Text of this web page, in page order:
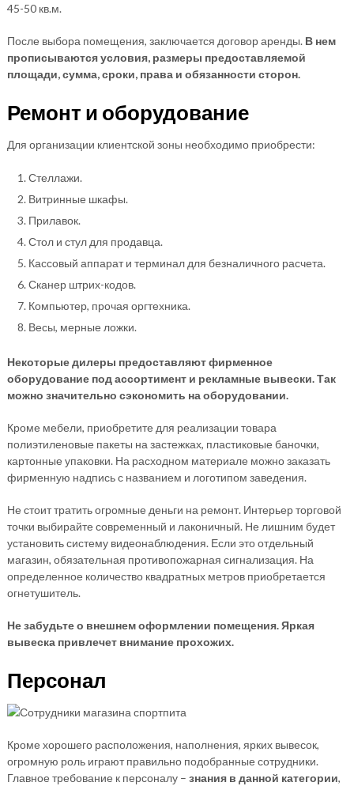
45-50 кв.м.
После выбора помещения, заключается договор аренды. В нем
прописываются условия, размеры предоставляемой
площади, сумма, сроки, права и обязанности сторон.
Ремонт и оборудование
Для организации клиентской зоны необходимо приобрести:
Стеллажи.
Витринные шкафы.
Прилавок.
Стол и стул для продавца.
Кассовый аппарат и терминал для безналичного расчета.
Сканер штрих-кодов.
Компьютер, прочая оргтехника.
Весы, мерные ложки.
Некоторые дилеры предоставляют фирменное
оборудование под ассортимент и рекламные вывески. Так
можно значительно сэкономить на оборудовании.
Кроме мебели, приобретите для реализации товара
полиэтиленовые пакеты на застежках, пластиковые баночки,
картонные упаковки. На расходном материале можно заказать
фирменную надпись с названием и логотипом заведения.
Не стоит тратить огромные деньги на ремонт. Интерьер торговой
точки выбирайте современный и лаконичный. Не лишним будет
установить систему видеонаблюдения. Если это отдельный
магазин, обязательная противопожарная сигнализация. На
определенное количество квадратных метров приобретается
огнетушитель.
Не забудьте о внешнем оформлении помещения. Яркая
вывеска привлечет внимание прохожих.
Персонал
Кроме хорошего расположения, наполнения, ярких вывесок,
огромную роль играют правильно подобранные сотрудники.
Главное требование к персоналу – знания в данной категории,